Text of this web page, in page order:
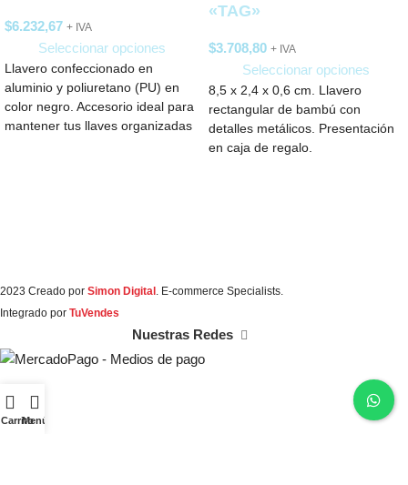
$6.232,67 + IVA
Seleccionar opciones
Llavero confeccionado en
aluminio y poliuretano (PU) en
color negro. Accesorio ideal para
mantener tus llaves organizadas
«TAG»
$3.708,80 + IVA
Seleccionar opciones
8,5 x 2,4 x 0,6 cm. Llavero
rectangular de bambú con
detalles metálicos. Presentación
en caja de regalo.
2023 Creado por Simon Digital. E-commerce Specialists.
Integrado por TuVendes
Nuestras Redes
CarritoMenú